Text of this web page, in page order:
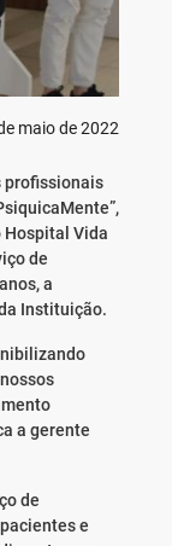
maio de 2022
profissionais
Vida
de
a
Instituição.
a gerente
de
e